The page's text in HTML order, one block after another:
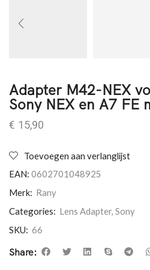
Adapter M42-NEX
Sony NEX en A7 FE
€ 15,90
Toevoegen aan verlanglijst
EAN: 0602701048925
Merk: Rany
Categories: Lens Adapter, Sony
SKU: 66
Share: